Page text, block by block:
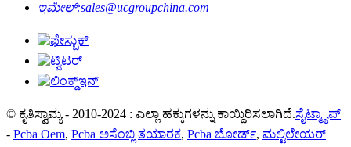
ಇಮೇಲ್:sales@ucgroupchina.com
© ಕೃತಿಸ್ವಾಮ್ಯ - 2010-2024 : ಎಲ್ಲಾ ಹಕ್ಕುಗಳನ್ನು ಕಾಯ್ದಿರಿಸಲಾಗಿದೆ.ಸೈಟ್ಮ್ಯಾಪ್
- Pcba Oem, Pcba ಅಸೆಂಬ್ಲಿ ತಯಾರಕ, Pcba ಬೋರ್ಡ್, ಮಲ್ಟಿಲೇಯರ್